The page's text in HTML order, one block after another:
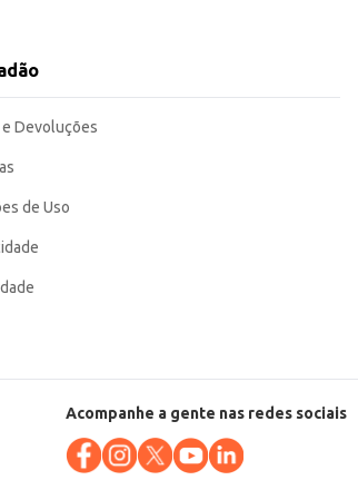
Devoluções
de Uso
Acompanhe a gente nas redes sociais